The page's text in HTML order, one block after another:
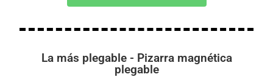
La más plegable - Pizarra magnética
plegable